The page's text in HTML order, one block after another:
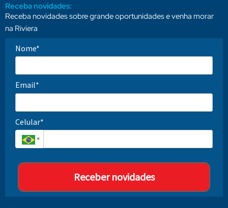
Receba novidades:
Receba novidades sobre grande oportunidades e venha morar
na Riviera
Nome*
Email*
Celular*
Receber novidades